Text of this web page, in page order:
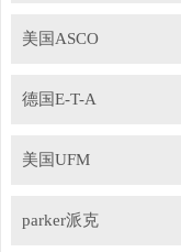
美国ASCO
德国E-T-A
美国UFM
parker派克